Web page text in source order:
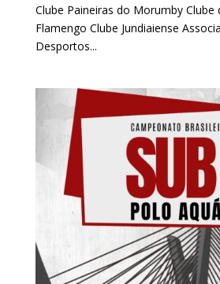
Clube Paineiras do Morumby Clube
Flamengo Clube Jundiaiense
Desportos...